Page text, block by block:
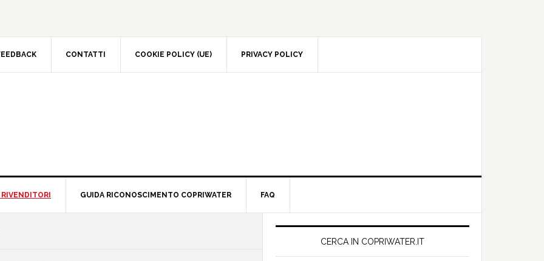
CONTATTI COOKIE POLICY (UE) PRIVACY POLICY
GUIDA RICONOSCIMENTO COPRIWATER FAQ
Primary
SidebarCERCA IN COPRIWATER.IT